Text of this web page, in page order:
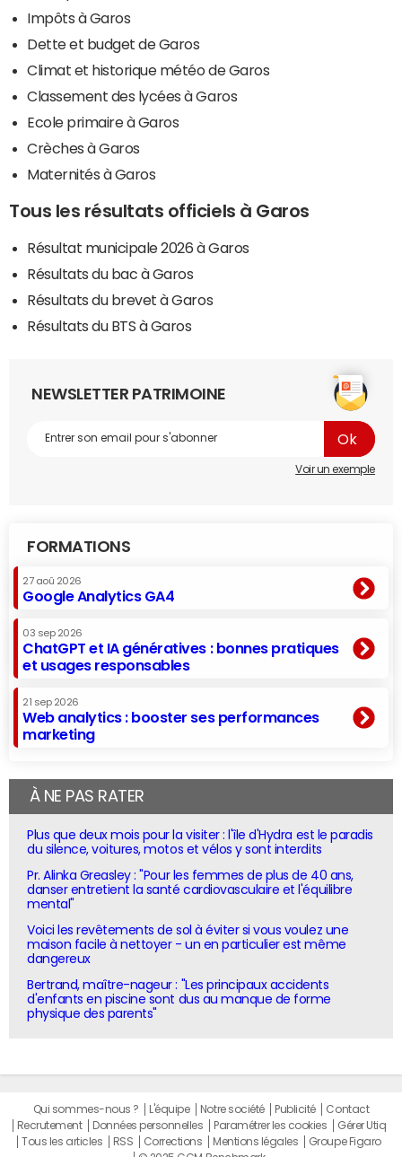
Impôts à Garos
Dette et budget de Garos
Climat et historique météo de Garos
Classement des lycées à Garos
Ecole primaire à Garos
Crèches à Garos
Maternités à Garos
Tous les résultats officiels à Garos
Résultat municipale 2026 à Garos
Résultats du bac à Garos
Résultats du brevet à Garos
Résultats du BTS à Garos
NEWSLETTER PATRIMOINE
Voir un exemple
FORMATIONS
27 aoû 2026
Google Analytics GA4
03 sep 2026
ChatGPT et IA génératives : bonnes pratiques
et usages responsables
21 sep 2026
Web analytics : booster ses performances
marketing
À NE PAS RATER
Plus que deux mois pour la visiter : l'île d'Hydra est le paradis
du silence, voitures, motos et vélos y sont interdits
Pr. Alinka Greasley : "Pour les femmes de plus de 40 ans,
danser entretient la santé cardiovasculaire et l'équilibre
mental"
Voici les revêtements de sol à éviter si vous voulez une
maison facile à nettoyer - un en particulier est même
dangereux
Bertrand, maître-nageur : "Les principaux accidents
d'enfants en piscine sont dus au manque de forme
physique des parents"
Qui sommes-nous ? L'équipe Notre société Publicité
Contact
Recrutement
Données personnelles Paramétrer les cookies
Gérer Utiq
Tous les articles
RSS Corrections Mentions légales
Groupe Figaro